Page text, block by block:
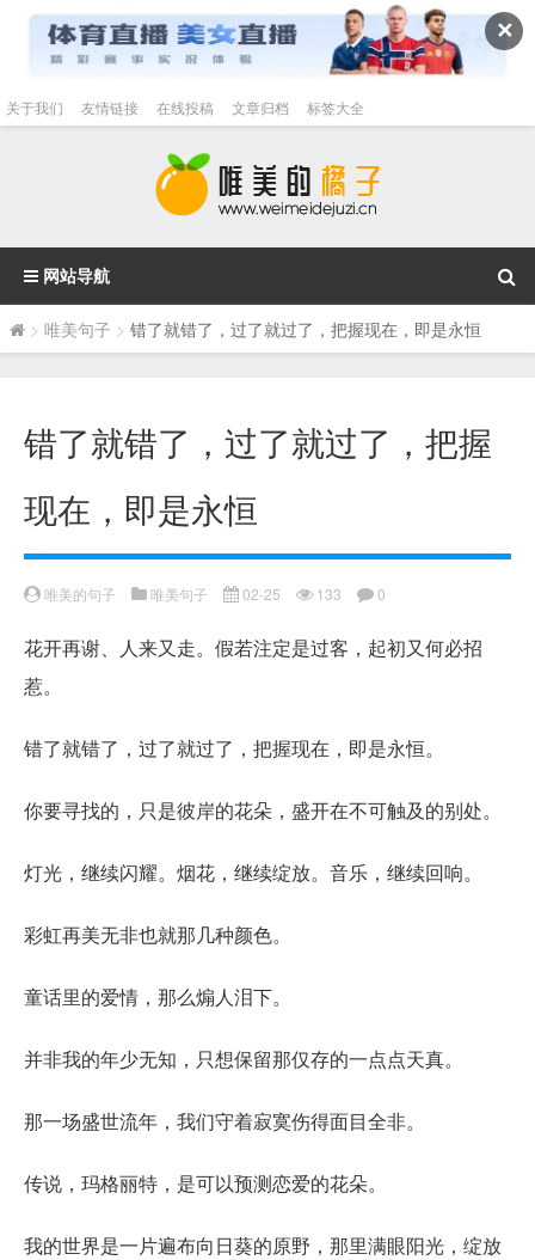
✕
关于我们 友情链接 在线投稿 文章归档 标签大全
网站导航
> 唯美句子 > 错了就错了，过了就过了，把握现在，即是永恒
错了就错了，过了就过了，把握
现在，即是永恒
唯美的句子 唯美句子 02-25 133 0
花开再谢、人来又走。假若注定是过客，起初又何必招
惹。
错了就错了，过了就过了，把握现在，即是永恒。
你要寻找的，只是彼岸的花朵，盛开在不可触及的别处。
灯光，继续闪耀。烟花，继续绽放。音乐，继续回响。
彩虹再美无非也就那几种颜色。
童话里的爱情，那么煽人泪下。
并非我的年少无知，只想保留那仅存的一点点天真。
那一场盛世流年，我们守着寂寞伤得面目全非。
传说，玛格丽特，是可以预测恋爱的花朵。
我的世界是一片遍布向日葵的原野，那里满眼阳光，绽放